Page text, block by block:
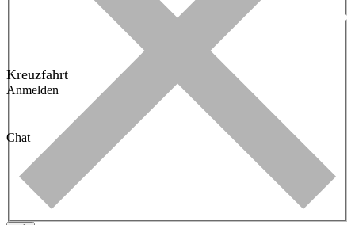
Kreuzfahrt
Anmelden
Chat